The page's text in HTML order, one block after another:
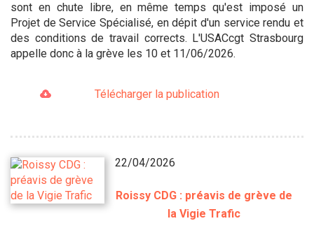
sont en chute libre, en même temps qu'est imposé un
Projet de Service Spécialisé, en dépit d'un service rendu et
des conditions de travail corrects. L'USACcgt Strasbourg
appelle donc à la grève les 10 et 11/06/2026.
Télécharger la publication
22/04/2026
Roissy CDG : préavis de grève de
la Vigie Trafic